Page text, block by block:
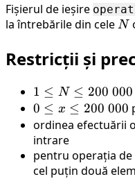
Fișierul de ieșire
la întrebările din celeN
N
Restricții și
1 \le
N
\le
200\
000
1 ≤ N ≤ 200 000
0 \le
x \le
200\
000
0 ≤ x ≤ 200 000
ordinea efectuării
intrare
pentru operația de
cel puțin două